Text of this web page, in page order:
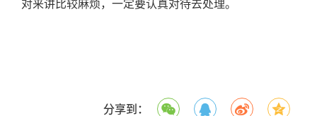
对来讲比较麻烦，一定要认真对待去处理。
分享到：